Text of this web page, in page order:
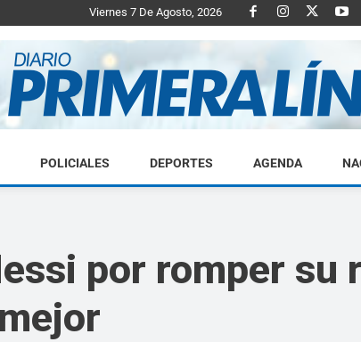
Viernes 7 De Agosto, 2026
Diario
POLICIALES DEPORTES AGENDA
por romper su